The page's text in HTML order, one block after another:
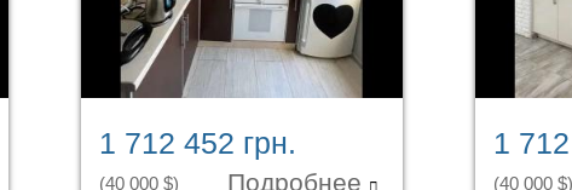
1 712 452 грн.
(40 000 $) Подробнее
1
(40 000 $)